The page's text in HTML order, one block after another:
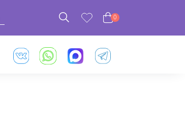
0